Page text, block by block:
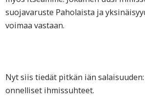
suojavaruste Paholaista ja
voimaa vastaan.
Nyt siis tiedät pitkän iän
onnelliset ihmissuhteet.